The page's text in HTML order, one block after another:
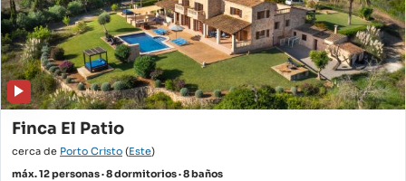
Finca El Patio
cerca de Porto Cristo (Este)
máx. 12 personas · 8 dormitorios · 8 baños